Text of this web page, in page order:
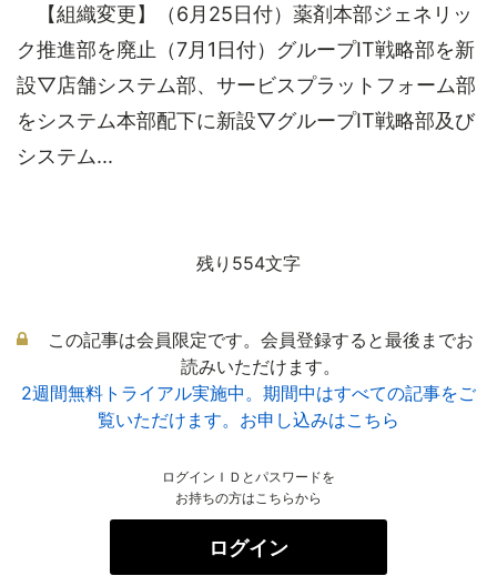
【組織変更】（6月25日付）薬剤本部ジェネリッ
ク推進部を廃止（7月1日付）グループIT戦略部を新
設▽店舗システム部、サービスプラットフォーム部
をシステム本部配下に新設▽グループIT戦略部及び
システム...
残り554文字
この記事は会員限定です。会員登録すると最後までお
読みいただけます。
2週間無料トライアル実施中。期間中はすべての記事をご
覧いただけます。お申し込みはこちら
ログインＩＤとパスワードを
お持ちの方はこちらから
ログイン